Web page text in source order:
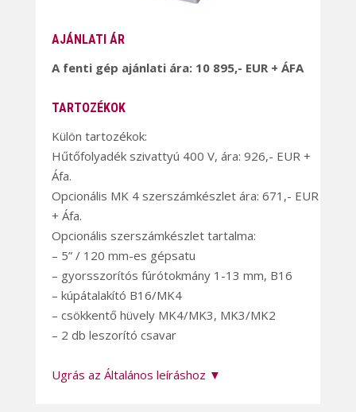
AJÁNLATI ÁR
A fenti gép ajánlati ára: 10 895,- EUR + ÁFA
TARTOZÉKOK
Külön tartozékok:
Hűtőfolyadék szivattyú 400 V, ára: 926,- EUR +
Áfa.
Opcionális MK 4 szerszámkészlet ára: 671,- EUR
+ Áfa.
Opcionális szerszámkészlet tartalma:
– 5” / 120 mm-es gépsatu
– gyorsszorítós fúrótokmány 1-13 mm, B16
– kúpátalakító B16/MK4
– csökkentő hüvely MK4/MK3, MK3/MK2
– 2 db leszorító csavar
Ugrás az Általános leíráshoz ▼